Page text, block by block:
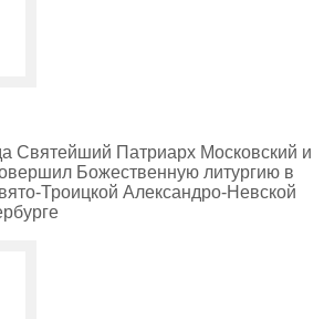
Святейший Патриарх Московский и
Божественную литургию в
Троицкой Александро-Невской